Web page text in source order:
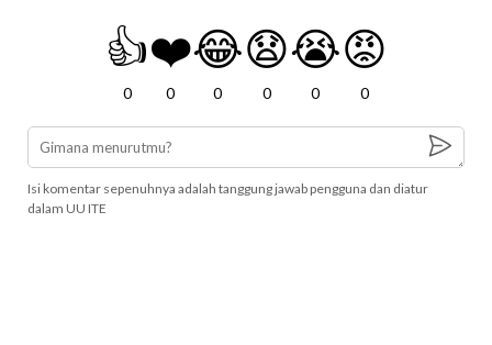
👍
0
❤️
0
😂
0
😧
0
😭
0
😡
0
Isi komentar sepenuhnya adalah tanggung jawab pengguna dan diatur
dalam UU ITE